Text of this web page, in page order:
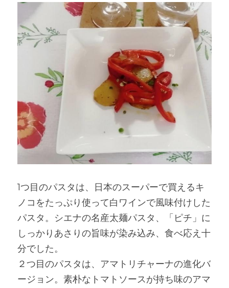
1つ目のパスタは、日本のスーパーで買えるキ
ノコをたっぷり使って白ワインで風味付けした
パスタ。シエナの名産太麺パスタ、「ピチ」に
しっかりあさりの旨味が染み込み、食べ応え十
分でした。
２つ目のパスタは、アマトリチャーナの進化バ
ージョン。素朴なトマトソースが持ち味のアマ